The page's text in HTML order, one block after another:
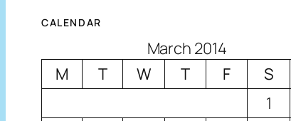
CALENDAR
March 2014
M
T W T F S
1